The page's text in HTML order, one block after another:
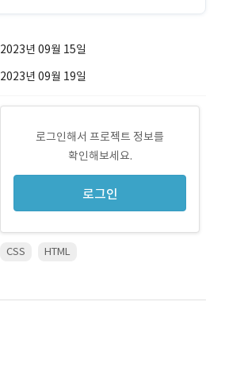
2023년 09월 15일
2023년 09월 19일
로그인해서 프로젝트 정보를
확인해보세요.
로그인
CSS HTML